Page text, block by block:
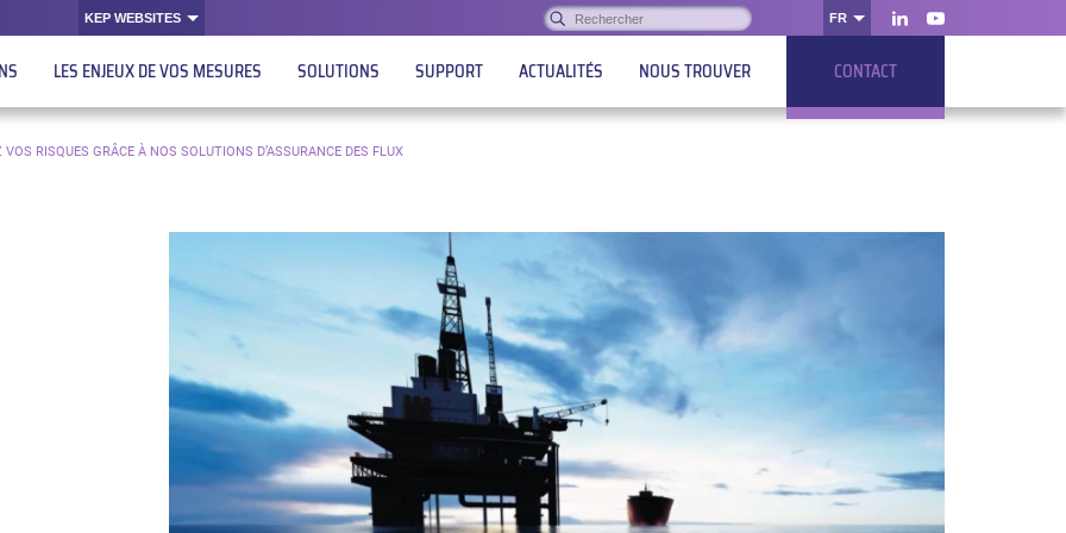
KEP WEBSITES Rechercher :
OK FR
LinkedInYoutube
LES ENJEUX DE VOS MESURES SOLUTIONS SUPPORT ACTUALITÉS NOUS TROUVER CONTACT
RISQUES GRÂCE À NOS SOLUTIONS D’ASSURANCE DES FLUX